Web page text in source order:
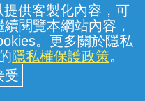
供客製化內容，可
閱覽本網站內容，
。更多關於隱私
隱私權保護政策。
服務條款 隱私權保護
個人家庭分公司
© 2026